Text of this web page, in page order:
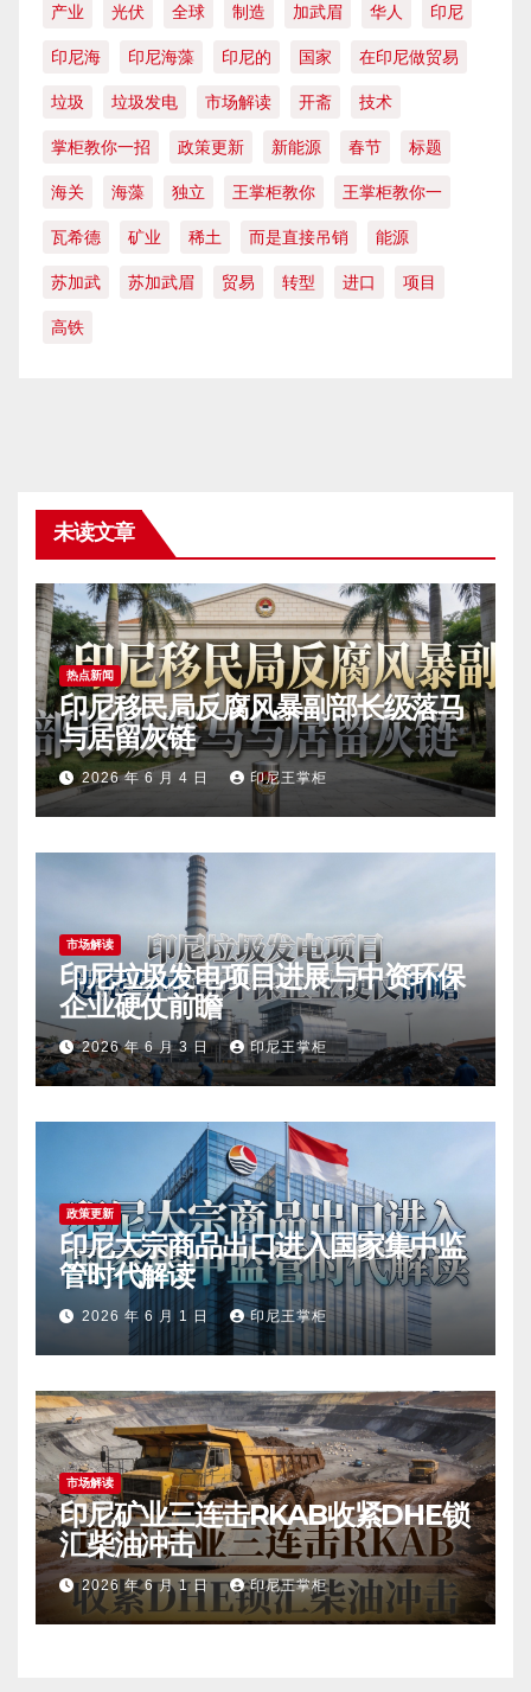
产业 光伏 全球 制造 加武眉 华人 印尼
印尼海 印尼海藻 印尼的 国家 在印尼做贸易
垃圾 垃圾发电 市场解读 开斋 技术
掌柜教你一招 政策更新 新能源 春节 标题
海关 海藻 独立 王掌柜教你 王掌柜教你一
瓦希德 矿业 稀土 而是直接吊销 能源
苏加武 苏加武眉 贸易 转型 进口 项目
高铁
未读文章
热点新闻
印尼移民局反腐风暴副部长级落马
与居留灰链
2026 年 6 月 4 日 印尼王掌柜
市场解读
印尼垃圾发电项目进展与中资环保
企业硬仗前瞻
2026 年 6 月 3 日 印尼王掌柜
政策更新
印尼大宗商品出口进入国家集中监
管时代解读
2026 年 6 月 1 日 印尼王掌柜
市场解读
印尼矿业三连击RKAB收紧DHE锁
汇柴油冲击
2026 年 6 月 1 日 印尼王掌柜